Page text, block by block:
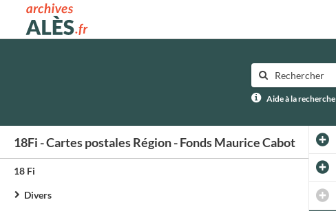
Archives municipales d'Alès
Aide à la recherche
18Fi - Cartes postales Région - Fonds Maurice Cabot
18 Fi
Divers